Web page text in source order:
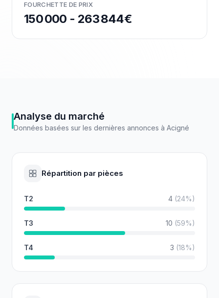
FOURCHETTE DE PRIX
150 000 - 263 844€
Analyse du marché
Données basées sur les dernières annonces à Acigné
Répartition par pièces
T2 4 (24%)
T3 10 (59%)
T4 3 (18%)